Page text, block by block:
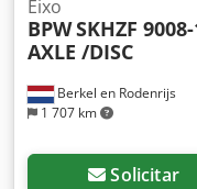
Berkel en Rodenrijs
1 707 km
Eixo
BPWSKHZF
AXLE /DISC
Solicitar